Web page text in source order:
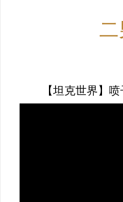
【坦克世界】